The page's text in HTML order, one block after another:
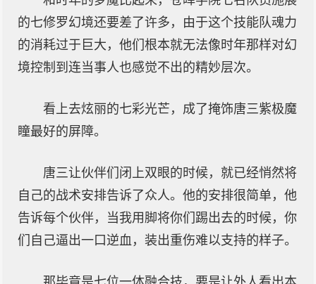
的七修罗幻境还要差了许多，由于这个技能队魂力
的消耗过于巨大，他们根本就无法像时年那样对幻
境控制到连当事人也感觉不出的精妙层次。
看上去炫丽的七彩光芒，成了掩饰唐三紫极魔
瞳最好的屏障。
唐三让伙伴们闭上双眼的时候，就已经悄然将
自己的战术安排告诉了众人。他的安排很简单，他
告诉每个伙伴，当我用脚将你们踢出去的时候，你
们自己逼出一口逆血，装出重伤难以支持的样子。